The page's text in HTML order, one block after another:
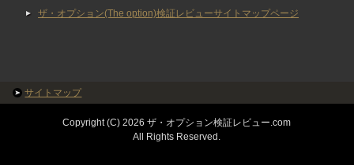
ザ・オプション(The option)検証レビューサイトマップページ
サイトマップ
Copyright (C) 2026 ザ・オプション検証レビュー.com
All Rights Reserved.